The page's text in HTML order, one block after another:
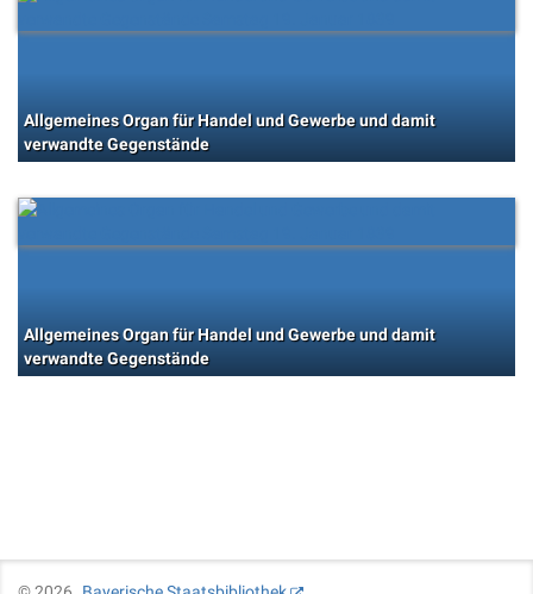
Allgemeines Organ für Handel und Gewerbe und damit
verwandte Gegenstände
Allgemeines Organ für Handel und Gewerbe und damit
verwandte Gegenstände